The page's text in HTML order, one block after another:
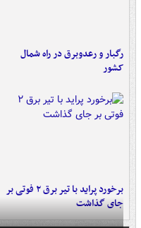
رگبار و رعدوبرق در راه شمال
کشور
برخورد پراید با تیر برق ۲ فوتی بر
جای گذاشت